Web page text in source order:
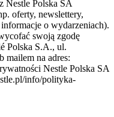
Nestle Polska SA
oferty, newslettery,
o wydarzeniach).
swoją zgodę
Polska S.A., ul.
mailem na adres:
Nestle Polska SA
info/polityka-